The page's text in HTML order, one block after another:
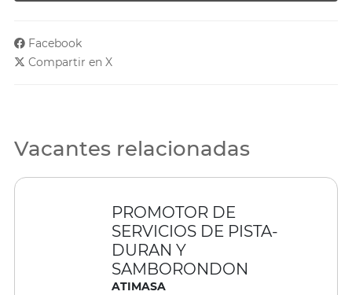
Facebook
Compartir en X
Vacantes relacionadas
PROMOTOR DE
SERVICIOS DE PISTA-
DURAN Y
SAMBORONDON
ATIMASA